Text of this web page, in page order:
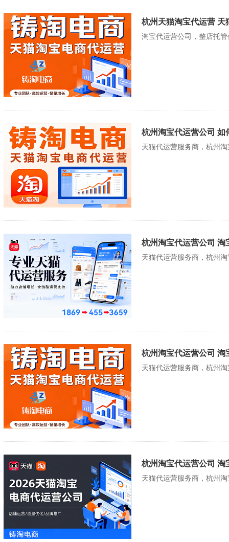
杭州天猫淘宝代运营 天
淘宝代运营公司，整店托
杭州淘宝代运营公司 如
天猫代运营服务商，杭州
杭州淘宝代运营公司 淘
天猫代运营服务商，杭州
杭州淘宝代运营公司 淘
天猫代运营服务商，杭州
杭州淘宝代运营公司 淘
天猫代运营服务商，杭州